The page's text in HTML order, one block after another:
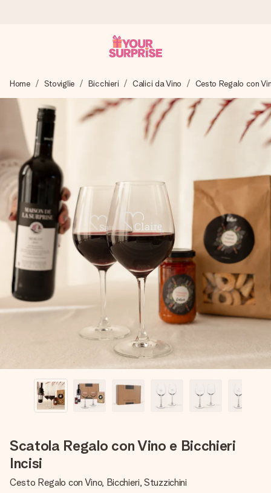
Prepariamo il tuo regalo con attenzione e lo spediamo in un
lampo – così potrai consegnarlo al momento giusto, quando
conta davvero.
4,7 (basato su +15.000 recensioni)
I nostri regali ispirano. I clienti ci valutano 4,7 su Google
Reviews.
Biglietto d'auguri gratuito
Realizza qualcosa di unico in pochi passi – con il suo nome,
una tua foto o un messaggio che tocchi il cuore. Nessuna
complicazione, solo tanto amore per il momento perfetto.
Home Stoviglie Bicchieri Calici da Vino Cesto Regalo con
Scatola Regalo con Vino e Bicchieri
Incisi
Cesto Regalo con Vino, Bicchieri, Stuzzichini